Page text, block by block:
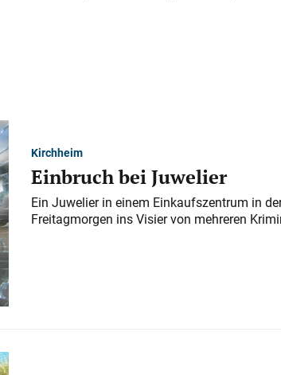
Kirchheim
Einbruch bei Juwelier
Ein Juwelier in einem Einkaufszentrum in
Freitagmorgen ins Visier von mehreren